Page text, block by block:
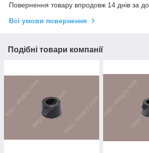
Повернення товару впродовж 14 днів за
Всі умови повернення
Подібні товари компанії